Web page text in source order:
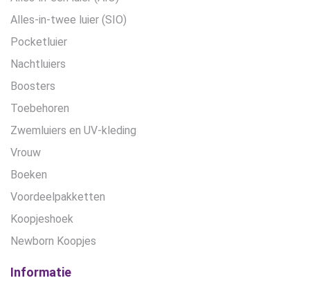
Alles-in-twee luier (SIO)
Pocketluier
Nachtluiers
Boosters
Toebehoren
Zwemluiers en UV-kleding
Vrouw
Boeken
Voordeelpakketten
Koopjeshoek
Newborn Koopjes
Informatie